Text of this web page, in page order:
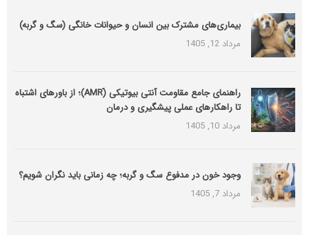
بیماری‌های مشترک بین انسان و حیوانات خانگی (سگ و گربه)
مرداد 12, 1405
راهنمای جامع مقاومت آنتی بیوتیکی (َAMR)؛ از باورهای اشتباه
تا راهکارهای عملی پیشگیری و درمان
مرداد 10, 1405
وجود خون در مدفوع سگ و گربه؛ چه زمانی باید نگران شویم؟
مرداد 7, 1405